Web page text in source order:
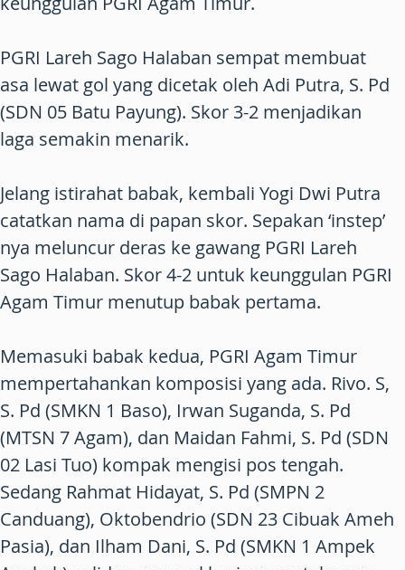
PGRI Lareh Sago Halaban sempat membuat
asa lewat gol yang dicetak oleh Adi Putra, S. Pd
(SDN 05 Batu Payung). Skor 3-2 menjadikan
laga semakin menarik.
Jelang istirahat babak, kembali Yogi Dwi Putra
catatkan nama di papan skor. Sepakan ‘instep’
nya meluncur deras ke gawang PGRI Lareh
Sago Halaban. Skor 4-2 untuk keunggulan PGRI
Agam Timur menutup babak pertama.
Memasuki babak kedua, PGRI Agam Timur
mempertahankan komposisi yang ada. Rivo. S,
S. Pd (SMKN 1 Baso), Irwan Suganda, S. Pd
(MTSN 7 Agam), dan Maidan Fahmi, S. Pd (SDN
02 Lasi Tuo) kompak mengisi pos tengah.
Sedang Rahmat Hidayat, S. Pd (SMPN 2
Canduang), Oktobendrio (SDN 23 Cibuak Ameh
Pasia), dan Ilham Dani, S. Pd (SMKN 1 Ampek